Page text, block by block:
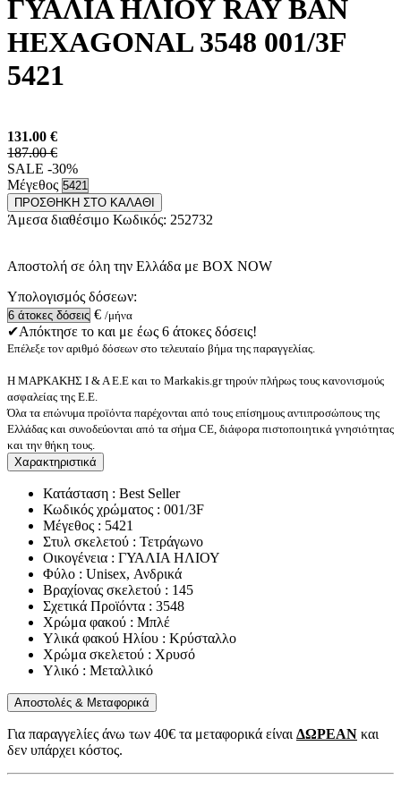
ΓΥΑΛΙΑ ΗΛΙΟΥ RAY BAN
HEXAGONAL 3548 001/3F
5421
131.00 €
187.00 €
SALE -30%
Μέγεθος
ΠΡΟΣΘΗΚΗ ΣΤΟ ΚΑΛΑΘΙ
Άμεσα διαθέσιμο Κωδικός: 252732
Αποστολή σε όλη την Ελλάδα με BOX NOW
Υπολογισμός δόσεων:
€ /μήνα
✔Απόκτησε το και με έως 6 άτοκες δόσεις!
Επέλεξε τον αριθμό δόσεων στο τελευταίο βήμα της παραγγελίας.
Η ΜΑΡΚΑΚΗΣ Ι & Α Ε.Ε και το Markakis.gr τηρούν πλήρως τους κανονισμούς
ασφαλείας της Ε.Ε.
Όλα τα επώνυμα προϊόντα παρέχονται από τους επίσημους αντιπροσώπους της
Ελλάδας και συνοδεύονται από τα σήμα CE, διάφορα πιστοποιητικά γνησιότητας
και την θήκη τους.
Χαρακτηριστικά
Κατάσταση : Best Seller
Κωδικός χρώματος : 001/3F
Μέγεθος : 5421
Στυλ σκελετού : Τετράγωνο
Οικογένεια : ΓΥΑΛΙΑ ΗΛΙΟΥ
Φύλο : Unisex, Ανδρικά
Βραχίονας σκελετού : 145
Σχετικά Προϊόντα : 3548
Χρώμα φακού : Μπλέ
Υλικά φακού Ηλίου : Κρύσταλλο
Χρώμα σκελετού : Χρυσό
Υλικό : Μεταλλικό
Αποστολές & Μεταφορικά
Για παραγγελίες άνω των 40€ τα μεταφορικά είναιΔΩΡΕΑΝ και
δεν υπάρχει κόστος.